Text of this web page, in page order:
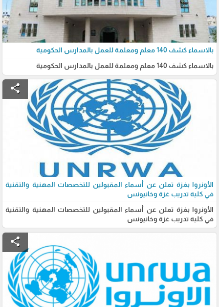
بالاسماء كشف 140 معلم ومعلمة للعمل بالمدارس الحكومية
بالاسماء كشف 140 معلم ومعلمة للعمل بالمدارس الحكومية
share
الأونروا بغزة تعلن عن أسماء المقبولين للتخصصات المهنية والتقنية
في كلية تدريب غزة وخانيونس
الأونروا بغزة تعلن عن أسماء المقبولين للتخصصات المهنية والتقنية
في كلية تدريب غزة وخانيونس
share